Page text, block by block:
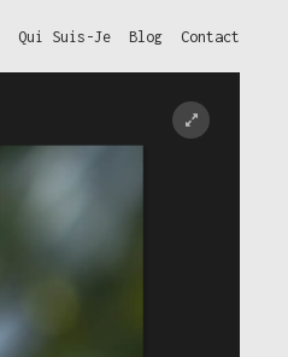
Qui Suis-Je Blog Contact